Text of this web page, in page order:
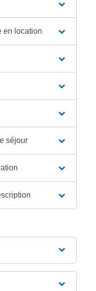
en location
séjour